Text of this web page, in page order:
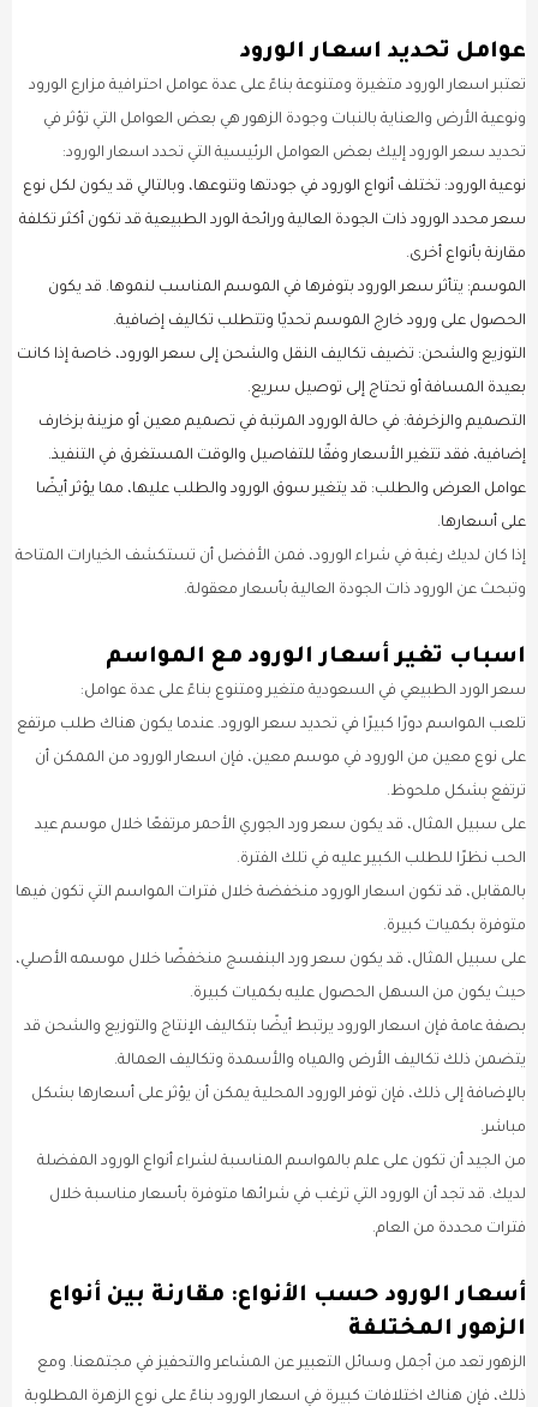
عوامل تحديد اسعار الورود
تعتبر اسعار الورود متغيرة ومتنوعة بناءً على عدة عوامل احترافية مزارع الورود
ونوعية الأرض والعناية بالنبات وجودة الزهور هي بعض العوامل التي تؤثر في
تحديد سعر الورود إليك بعض العوامل الرئيسية التي تحدد اسعار الورود:
نوعية الورود: تختلف أنواع الورود في جودتها وتنوعها، وبالتالي قد يكون لكل نوع
سعر محدد الورود ذات الجودة العالية ورائحة الورد الطبيعية قد تكون أكثر تكلفة
مقارنة بأنواع أخرى.
الموسم: يتأثر سعر الورود بتوفرها في الموسم المناسب لنموها. قد يكون
الحصول على ورود خارج الموسم تحديًا وتتطلب تكاليف إضافية.
التوزيع والشحن: تضيف تكاليف النقل والشحن إلى سعر الورود، خاصة إذا كانت
بعيدة المسافة أو تحتاج إلى توصيل سريع.
التصميم والزخرفة: في حالة الورود المرتبة في تصميم معين أو مزينة بزخارف
إضافية، فقد تتغير الأسعار وفقًا للتفاصيل والوقت المستغرق في التنفيذ.
عوامل العرض والطلب: قد يتغير سوق الورود والطلب عليها، مما يؤثر أيضًا
على أسعارها.
إذا كان لديك رغبة في شراء الورود، فمن الأفضل أن تستكشف الخيارات المتاحة
وتبحث عن الورود ذات الجودة العالية بأسعار معقولة.
اسباب تغير أسعار الورود مع المواسم
سعر الورد الطبيعي في السعودية متغير ومتنوع بناءً على عدة عوامل:
تلعب المواسم دورًا كبيرًا في تحديد سعر الورود. عندما يكون هناك طلب مرتفع
على نوع معين من الورود في موسم معين، فإن اسعار الورود من الممكن أن
ترتفع بشكل ملحوظ.
على سبيل المثال، قد يكون سعر ورد الجوري الأحمر مرتفعًا خلال موسم عيد
الحب نظرًا للطلب الكبير عليه في تلك الفترة.
بالمقابل، قد تكون اسعار الورود منخفضة خلال فترات المواسم التي تكون فيها
متوفرة بكميات كبيرة.
على سبيل المثال، قد يكون سعر ورد البنفسج منخفضًا خلال موسمه الأصلي،
حيث يكون من السهل الحصول عليه بكميات كبيرة.
بصفة عامة فإن اسعار الورود يرتبط أيضًا بتكاليف الإنتاج والتوزيع والشحن قد
يتضمن ذلك تكاليف الأرض والمياه والأسمدة وتكاليف العمالة.
بالإضافة إلى ذلك، فإن توفر الورود المحلية يمكن أن يؤثر على أسعارها بشكل
مباشر.
من الجيد أن تكون على علم بالمواسم المناسبة لشراء أنواع الورود المفضلة
لديك. قد تجد أن الورود التي ترغب في شرائها متوفرة بأسعار مناسبة خلال
فترات محددة من العام.
أسعار الورود حسب الأنواع: مقارنة بين أنواع
الزهور المختلفة
الزهور تعد من أجمل وسائل التعبير عن المشاعر والتحفيز في مجتمعنا. ومع
ذلك، فإن هناك اختلافات كبيرة في اسعار الورود بناءً على نوع الزهرة المطلوبة